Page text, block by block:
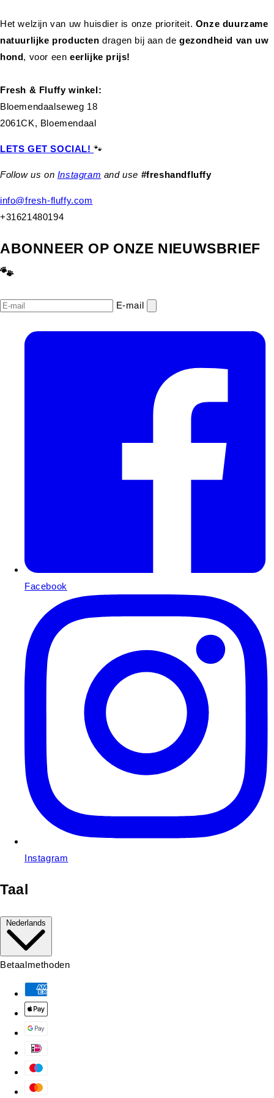
Het welzijn van uw huisdier is onze prioriteit. Onze duurzame
natuurlijke productendragen bij aan de gezondheid van uw
hond, voor eeneerlijke prijs!
Fresh & Fluffy winkel:
Bloemendaalseweg 18
2061CK, Bloemendaal
LETS GET SOCIAL!🐾
Follow us on Instagram and use #freshandfluffy
info@fresh-fluffy.com
+31621480194
ABONNEER OP ONZE NIEUWSBRIEF
🐾
E‑mail
Facebook
Instagram
Taal
Nederlands
Betaalmethoden